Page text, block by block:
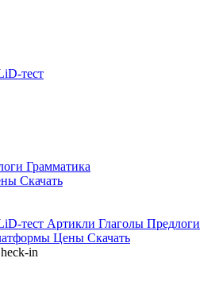
тест
Грамматика
Скачать
тест Артикли Глаголы Предлоги
Цены Скачать
in